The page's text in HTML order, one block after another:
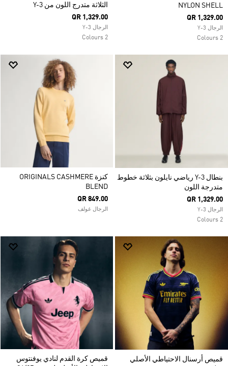
NYLON SHELL
QR 1,329.00
الرجال Y-3
2 Colours
الثلاثة متدرج اللون من Y-3
QR 1,329.00
الرجال Y-3
2 Colours
بنطال Y-3 رياضي نايلون بثلاثة خطوط
متدرجة اللون
QR 1,329.00
الرجال Y-3
2 Colours
كنزة ORIGINALS CASHMERE
BLEND
QR 849.00
الرجال غولف
قميص أرسنال الاحتياطي الأصلي
قميص كرة القدم لنادي يوفنتوس